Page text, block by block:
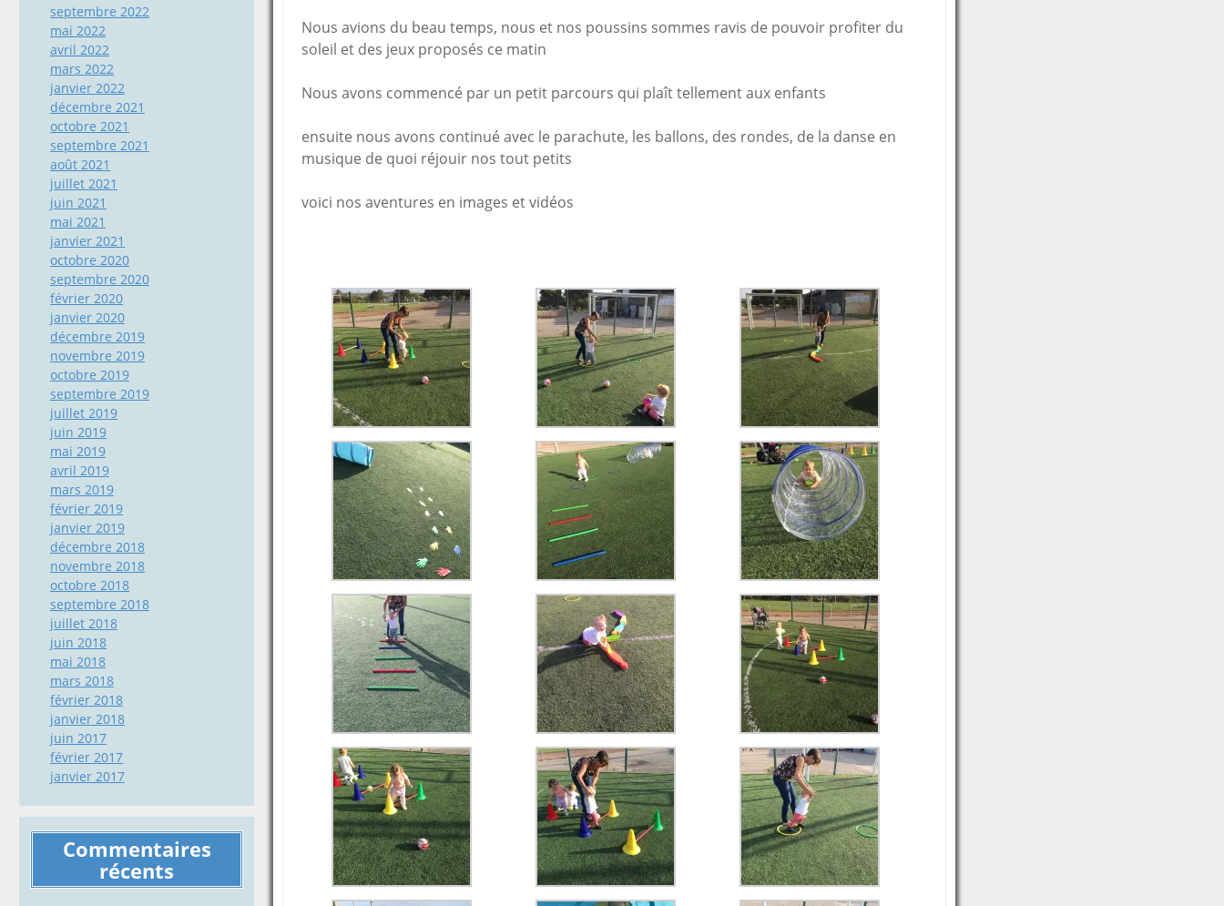
septembre 2022
mai 2022
avril 2022
mars 2022
janvier 2022
décembre 2021
octobre 2021
septembre 2021
août 2021
juillet 2021
juin 2021
mai 2021
janvier 2021
octobre 2020
septembre 2020
février 2020
janvier 2020
décembre 2019
novembre 2019
octobre 2019
septembre 2019
juillet 2019
juin 2019
mai 2019
avril 2019
mars 2019
février 2019
janvier 2019
décembre 2018
novembre 2018
octobre 2018
septembre 2018
juillet 2018
juin 2018
mai 2018
mars 2018
février 2018
janvier 2018
juin 2017
février 2017
janvier 2017
Commentaires
récents
Nous avions du beau temps, nous et nos poussins sommes ravis de pouvoir profiter du
soleil et des jeux proposés ce matin
Nous avons commencé par un petit parcours qui plaît tellement aux enfants
ensuite nous avons continué avec le parachute, les ballons, des rondes, de la danse en
musique de quoi réjouir nos tout petits
voici nos aventures en images et vidéos